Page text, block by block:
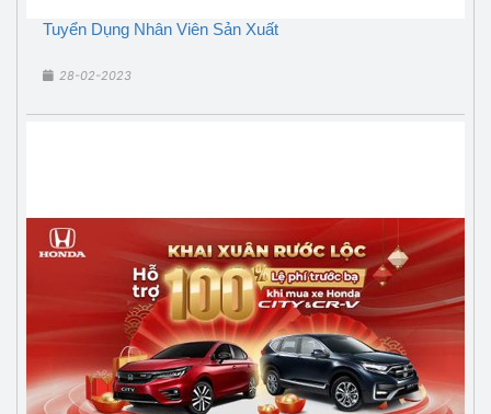
Tuyển Dụng Nhân Viên Sản Xuất
28-02-2023